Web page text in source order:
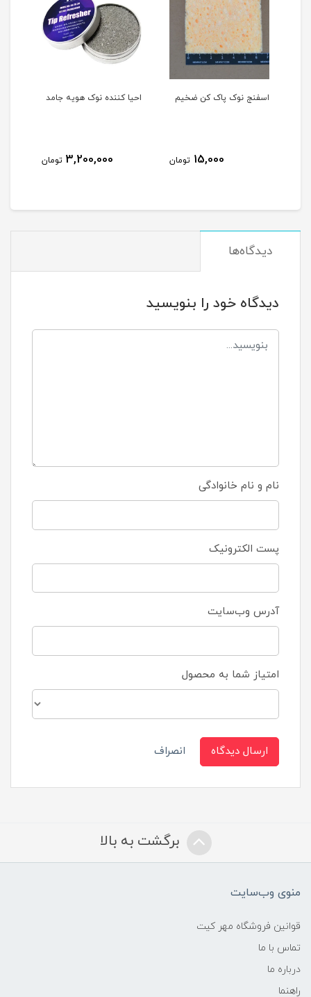
کن ضخیم احیا کننده نوک هویه جامد
3,200,000
خمیر فلکس سرنگی
90,000
دیدگاه‌ها
دیدگاه خود را بنویسید
نام و نام خانوادگی
پست الکترونیک
آدرس وب‌سایت
امتیاز شما به محصول
ارسال دیدگاه انصراف
برگشت به بالا
منوی وب‌سایت
قوانین فروشگاه مهر کیت
تماس با ما
درباره ما
راهنما